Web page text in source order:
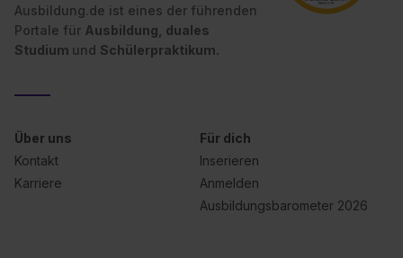
Ausbildung.de ist eines der führenden
Portale für Ausbildung, duales
Studium und Schülerpraktikum.
Über uns
Kontakt
Karriere
Für dich
Inserieren
Anmelden
Ausbildungsbarometer 2026